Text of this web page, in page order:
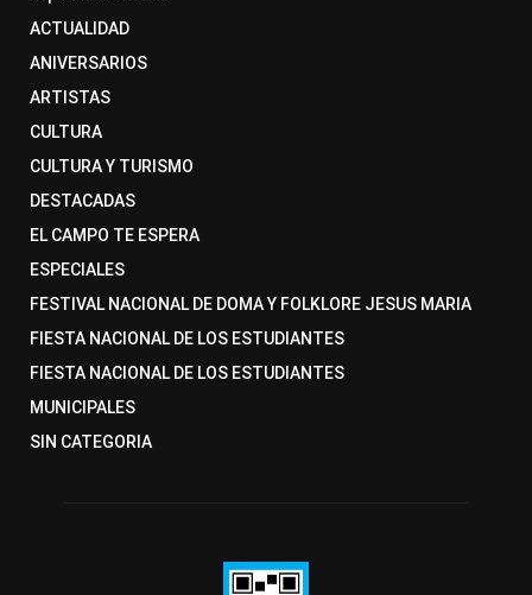
ACTUALIDAD
ANIVERSARIOS
ARTISTAS
CULTURA
CULTURA Y TURISMO
DESTACADAS
EL CAMPO TE ESPERA
ESPECIALES
FESTIVAL NACIONAL DE DOMA Y FOLKLORE JESUS MARIA
FIESTA NACIONAL DE LOS ESTUDIANTES
FIESTA NACIONAL DE LOS ESTUDIANTES
MUNICIPALES
SIN CATEGORIA